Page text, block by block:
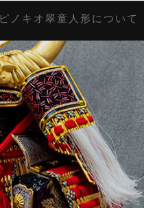
ピノキオ翠童人形について